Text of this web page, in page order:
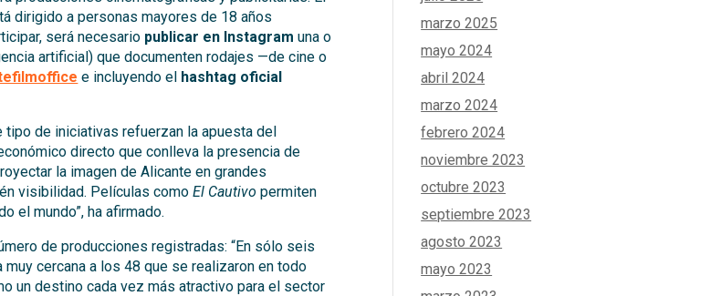
dirigido a personas mayores de 18 años
será necesario publicar en Instagram una o
artificial) que documenten rodajes —de cine o
e incluyendo el hashtag oficial
tipo de iniciativas refuerzan la apuesta del
directo que conlleva la presencia de
la imagen de Alicante en grandes
visibilidad. Películas comoEl Cautivo permiten
el mundo”, ha afirmado.
de producciones registradas: “En sólo seis
cercana a los 48 que se realizaron en todo
un destino cada vez más atractivo para el sector
marzo 2025
mayo 2024
abril 2024
marzo 2024
febrero 2024
noviembre 2023
octubre 2023
septiembre 2023
agosto 2023
mayo 2023